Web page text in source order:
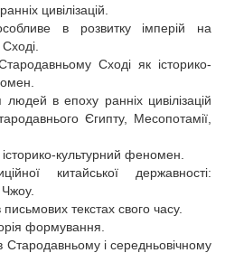
цивілізацій.
в розвитку імперій на
Сході як історико-
в епоху ранніх цивілізацій
Єгипту, Месопотамії,
культурний феномен.
китайської державності:
Чжоу.
текстах свого часу.
формування.
Стародавньому і середньовічному